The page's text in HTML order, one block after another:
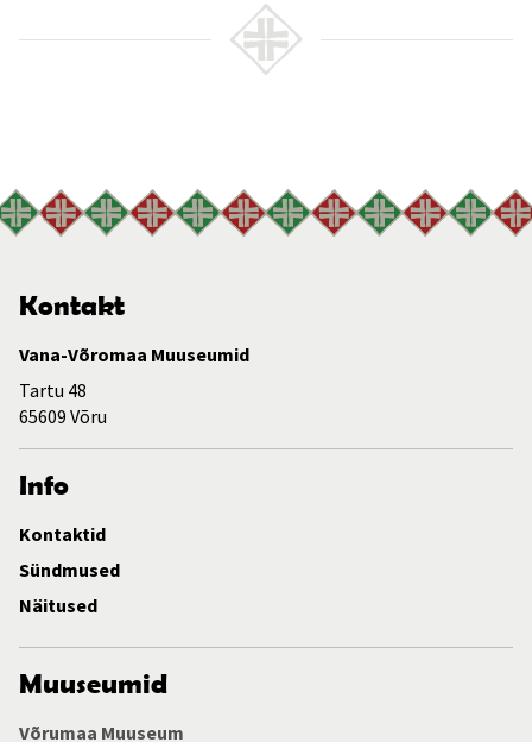
Kontakt
Vana-Võromaa Muuseumid
Tartu 48
65609 Võru
Info
Kontaktid
Sündmused
Näitused
Muuseumid
Võrumaa Muuseum